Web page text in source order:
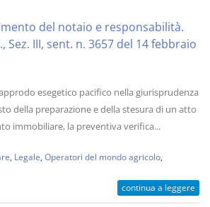
del notaio e responsabilità.
Sez. III, sent. n. 3657 del 14 febbraio
esegetico pacifico nella giurisprudenza
della preparazione e della stesura di un atto
immobiliare, la preventiva verifica...
Legale Operatori del mondo agricolo
continua a leggere